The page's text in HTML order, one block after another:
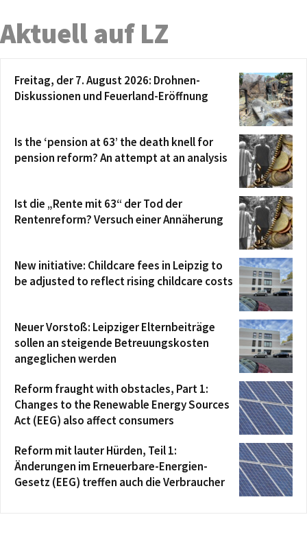
Aktuell auf LZ
Freitag, der 7. August 2026: Drohnen-
Diskussionen und Feuerland-Eröffnung
Is the ‘pension at 63’ the death knell for
pension reform? An attempt at an analysis
Ist die „Rente mit 63“ der Tod der
Rentenreform? Versuch einer Annäherung
New initiative: Childcare fees in Leipzig to
be adjusted to reflect rising childcare costs
Neuer Vorstoß: Leipziger Elternbeiträge
sollen an steigende Betreuungskosten
angeglichen werden
Reform fraught with obstacles, Part 1:
Changes to the Renewable Energy Sources
Act (EEG) also affect consumers
Reform mit lauter Hürden, Teil 1:
Änderungen im Erneuerbare-Energien-
Gesetz (EEG) treffen auch die Verbraucher